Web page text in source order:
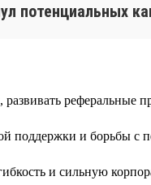
потенциальных
развивать реферальные
поддержки и борьбы с
и сильную